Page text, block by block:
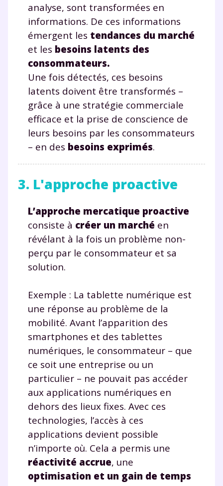
analyse, sont transformées en
informations. De ces informations
émergent les tendances du marché
et les besoins latents des
consommateurs.
Une fois détectés, ces besoins
latents doivent être transformés –
grâce à une stratégie commerciale
efficace et la prise de conscience de
leurs besoins par les consommateurs
– en des besoins exprimés.
3. L'approche proactive
L’approche mercatique proactive
consiste à créer un marché en
révélant à la fois un problème non-
perçu par le consommateur et sa
solution.
Exemple : La tablette numérique est
une réponse au problème de la
mobilité. Avant l’apparition des
smartphones et des tablettes
numériques, le consommateur – que
ce soit une entreprise ou un
particulier – ne pouvait pas accéder
aux applications numériques en
dehors des lieux fixes. Avec ces
technologies, l’accès à ces
applications devient possible
n’importe où. Cela a permis une
réactivité accrue, une
optimisation et un gain de temps